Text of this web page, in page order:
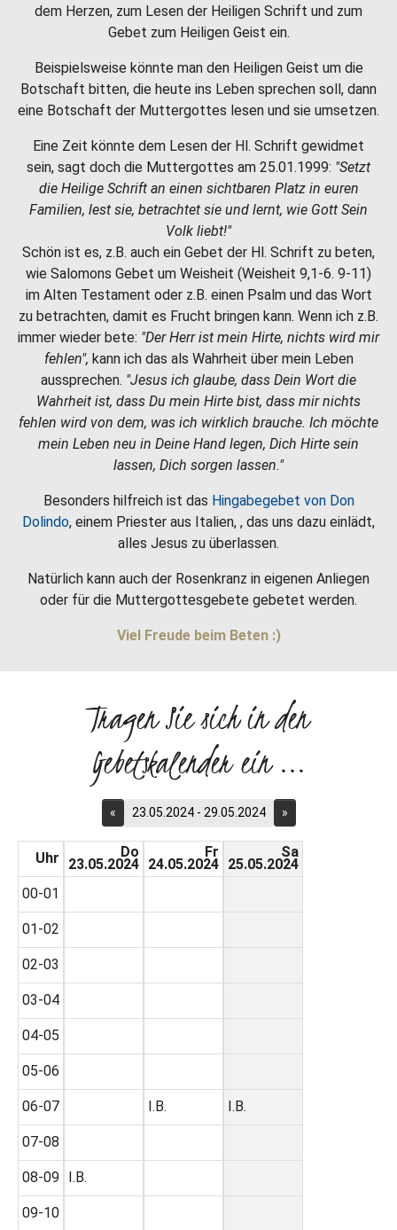
dem Herzen, zum Lesen der Heiligen Schrift und zum
Gebet zum Heiligen Geist ein.
Beispielsweise könnte man den Heiligen Geist um die
Botschaft bitten, die heute ins Leben sprechen soll, dann
eine Botschaft der Muttergottes lesen und sie umsetzen.
Eine Zeit könnte dem Lesen der Hl. Schrift gewidmet
sein, sagt doch die Muttergottes am 25.01.1999: "Setzt
die Heilige Schrift an einen sichtbaren Platz in euren
Familien, lest sie, betrachtet sie und lernt, wie Gott Sein
Volk liebt!"
Schön ist es, z.B. auch ein Gebet der Hl. Schrift zu beten,
wie Salomons Gebet um Weisheit (Weisheit 9,1-6. 9-11)
im Alten Testament oder z.B. einen Psalm und das Wort
zu betrachten, damit es Frucht bringen kann. Wenn ich z.B.
immer wieder bete: "Der Herr ist mein Hirte, nichts wird mir
fehlen", kann ich das als Wahrheit über mein Leben
aussprechen. "Jesus ich glaube, dass Dein Wort die
Wahrheit ist, dass Du mein Hirte bist, dass mir nichts
fehlen wird von dem, was ich wirklich brauche. Ich möchte
mein Leben neu in Deine Hand legen, Dich Hirte sein
lassen, Dich sorgen lassen."
Besonders hilfreich ist das Hingabegebet von Don
Dolindo, einem Priester aus Italien, , das uns dazu einlädt,
alles Jesus zu überlassen.
Natürlich kann auch der Rosenkranz in eigenen Anliegen
oder für die Muttergottesgebete gebetet werden.
Viel Freude beim Beten :)
Tragen Sie sich in den
Gebetskalender ein ...
« 23.05.2024 - 29.05.2024 »
Uhr
00-01
01-02
02-03
03-04
04-05
05-06
06-07
07-08
08-09
09-10
Do
23.05.2024
I.B.
Fr
24.05.2024
I.B.
Sa
25.05.2024
I.B.